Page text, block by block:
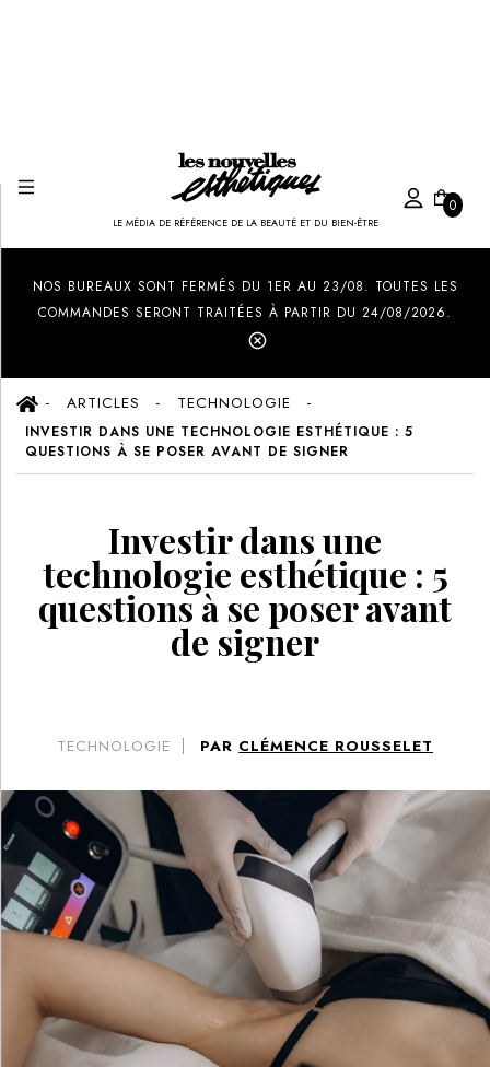
LE MÉDIA DE RÉFÉRENCE DE LA BEAUTÉ ET DU BIEN-ÊTRE
0
NOS BUREAUX SONT FERMÉS DU 1ER AU 23/08. TOUTES LES
COMMANDES SERONT TRAITÉES À PARTIR DU 24/08/2026.
ARTICLES TECHNOLOGIE
INVESTIR DANS UNE TECHNOLOGIE ESTHÉTIQUE : 5
QUESTIONS À SE POSER AVANT DE SIGNER
Investir dans une
technologie esthétique : 5
questions à se poser avant
de signer
TECHNOLOGIE PAR CLÉMENCE ROUSSELET